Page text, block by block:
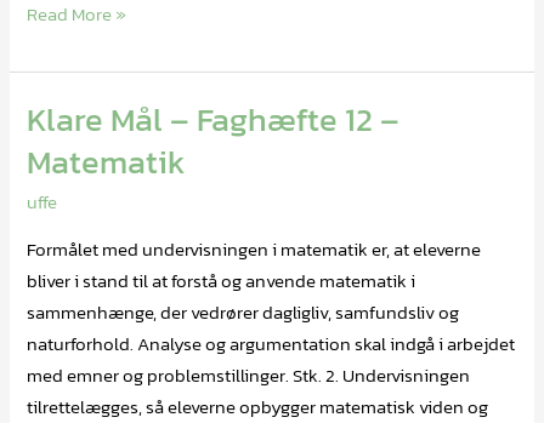
Read More »
Klare Mål – Faghæfte 12 –
Matematik
uffe
Formålet med undervisningen i matematik er, at eleverne
bliver i stand til at forstå og anvende matematik i
sammenhænge, der vedrører dagligliv, samfundsliv og
naturforhold. Analyse og argumentation skal indgå i arbejdet
med emner og problemstillinger. Stk. 2. Undervisningen
tilrettelægges, så eleverne opbygger matematisk viden og
Klare
–
Faghæfte
12
–
Matematik